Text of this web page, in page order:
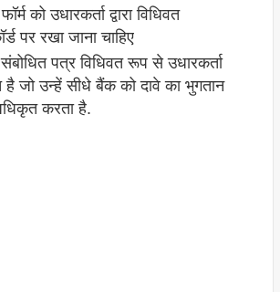
को उधारकर्ता द्वारा विधिवत
पर रखा जाना चाहिए
पत्र विधिवत रूप से उधारकर्ता
है जो उन्हें सीधे बैंक को दावे का भुगतान
करता है.